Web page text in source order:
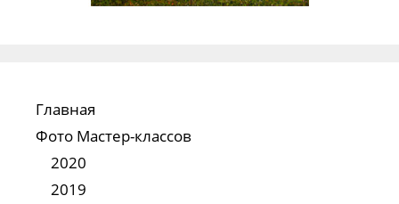
Главная
Фото Мастер-классов
2020
2019